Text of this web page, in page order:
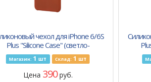
чехол для iPhone 6/6S
Plus "Silicone Case" (светло-
коричневый) 7
Магазин: 1 шт Склад: 1 шт
Цена 390руб.